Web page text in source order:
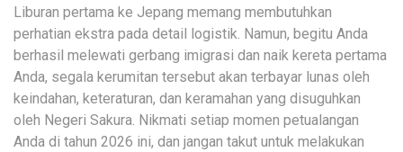
Liburan pertama ke Jepang memang membutuhkan
perhatian ekstra pada detail logistik. Namun, begitu Anda
berhasil melewati gerbang imigrasi dan naik kereta pertama
Anda, segala kerumitan tersebut akan terbayar lunas oleh
keindahan, keteraturan, dan keramahan yang disuguhkan
oleh Negeri Sakura. Nikmati setiap momen petualangan
Anda di tahun 2026 ini, dan jangan takut untuk melakukan